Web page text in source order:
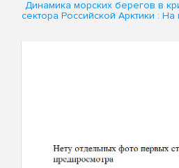
Динамика морских берегов в
сектора Российской Арктики :